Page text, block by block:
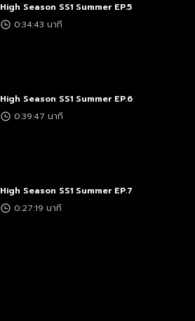
High Season SS1 Summer EP.5
0:34:43 นาที
High Season SS1 Summer EP.6
0:39:47 นาที
High Season SS1 Summer EP.7
0:27:19 นาที